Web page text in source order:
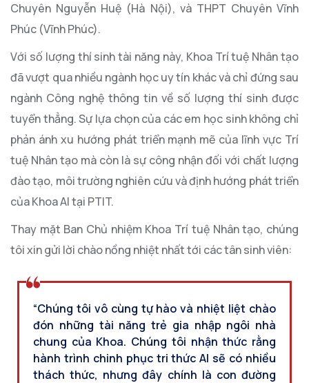
Chuyên Nguyễn Huệ (Hà Nội), và THPT Chuyên Vĩnh
Phúc (Vĩnh Phúc).
Với số lượng thí sinh tài năng này, Khoa Trí tuệ Nhân tạo
đã vượt qua nhiều ngành học uy tín khác và chỉ đứng sau
ngành Công nghệ thông tin về số lượng thí sinh được
tuyển thẳng. Sự lựa chọn của các em học sinh không chỉ
phản ánh xu hướng phát triển mạnh mẽ của lĩnh vực Trí
tuệ Nhân tạo mà còn là sự công nhận đối với chất lượng
đào tạo, môi trường nghiên cứu và định hướng phát triển
của Khoa AI tại PTIT.
Thay mặt Ban Chủ nhiệm Khoa Trí tuệ Nhân tạo, chúng
tôi xin gửi lời chào nồng nhiệt nhất tới các tân sinh viên:
“Chúng tôi vô cùng tự hào và nhiệt liệt chào
đón những tài năng trẻ gia nhập ngôi nhà
chung của Khoa. Chúng tôi nhận thức rằng
hành trình chinh phục tri thức AI sẽ có nhiều
thách thức, nhưng đây chính là con đường